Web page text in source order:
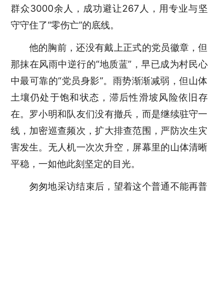
群众3000余人，成功避让267人，用专业与坚
守守住了“零伤亡”的底线。
他的胸前，还没有戴上正式的党员徽章，但
那抹在风雨中逆行的“地质蓝”，早已成为村民心
中最可靠的“党员身影”。雨势渐渐减弱，但山体
土壤仍处于饱和状态，滞后性滑坡风险依旧存
在。罗小明和队友们没有撤兵，而是继续驻守一
线，加密巡查频次，扩大排查范围，严防次生灾
害发生。无人机一次次升空，屏幕里的山体清晰
平稳，一如他此刻坚定的目光。
匆匆地采访结束后，望着这个普通不能再普